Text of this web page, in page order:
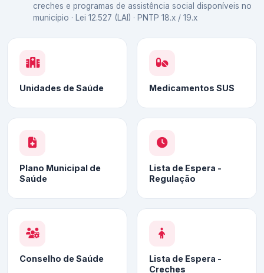
creches e programas de assistência social disponíveis no
município · Lei 12.527 (LAI) · PNTP 18.x / 19.x
Unidades de Saúde Medicamentos SUS
Plano Municipal de
Saúde
Lista de Espera -
Regulação
Conselho de Saúde
Lista de Espera -
Creches